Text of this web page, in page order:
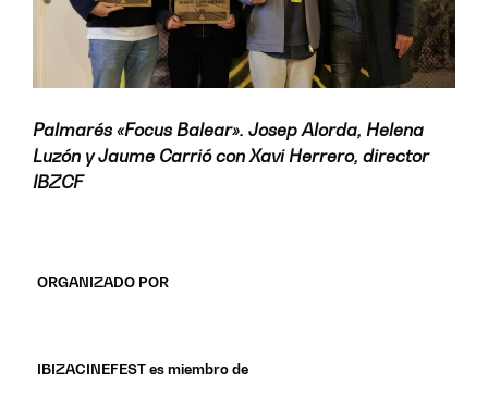
Palmarés «Focus Balear». Josep Alorda, Helena
Luzón y Jaume Carrió con Xavi Herrero, director
IBZCF
ORGANIZADO POR
IBIZACINEFEST es miembro de